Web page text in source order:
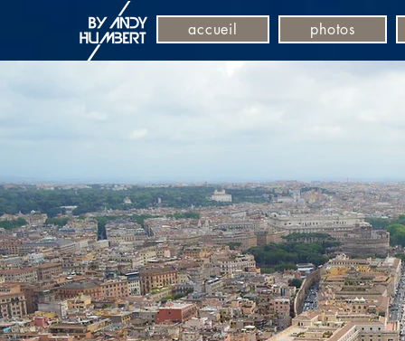
accueil photos